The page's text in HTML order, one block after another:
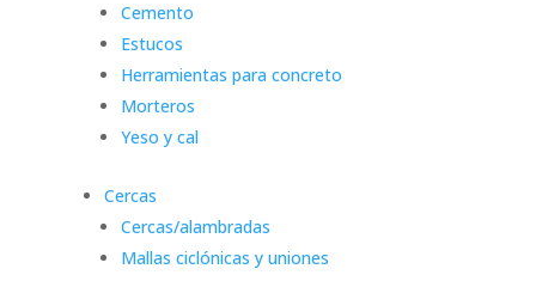
Cemento
Estucos
Herramientas para concreto
Morteros
Yeso y cal
Cercas
Cercas/alambradas
Mallas ciclónicas y uniones